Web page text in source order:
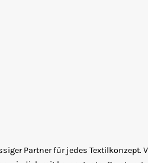
Partner für jedes Textilkonzept.